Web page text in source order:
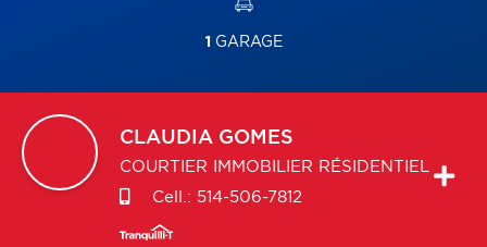
1 GARAGE
CLAUDIA GOMES
COURTIER IMMOBILIER RÉSIDENTIEL
Cell.: 514-506-7812